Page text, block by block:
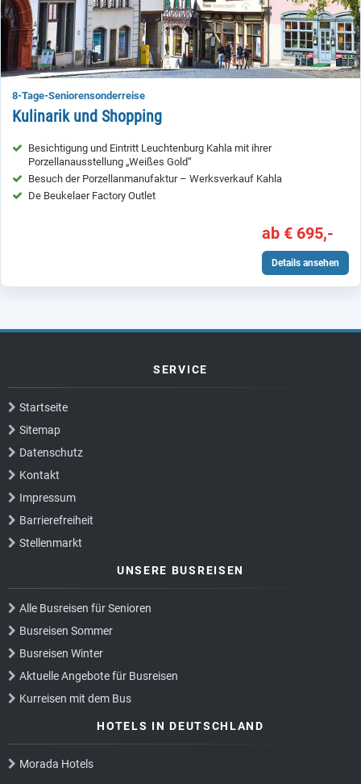
8-Tage-Seniorensonderreise
Kulinarik und Shopping
Besichtigung und Eintritt Leuchtenburg Kahla mit ihrer
Porzellanausstellung „Weißes Gold“
Besuch der Porzellanmanufaktur – Werksverkauf Kahla
De Beukelaer Factory Outlet
ab € 695,-
Details ansehen
SERVICE
Startseite
Sitemap
Datenschutz
Kontakt
Impressum
Barrierefreiheit
Stellenmarkt
UNSERE BUSREISEN
Alle Busreisen für Senioren
Busreisen Sommer
Busreisen Winter
Aktuelle Angebote für Busreisen
Kurreisen mit dem Bus
HOTELS IN DEUTSCHLAND
Morada Hotels